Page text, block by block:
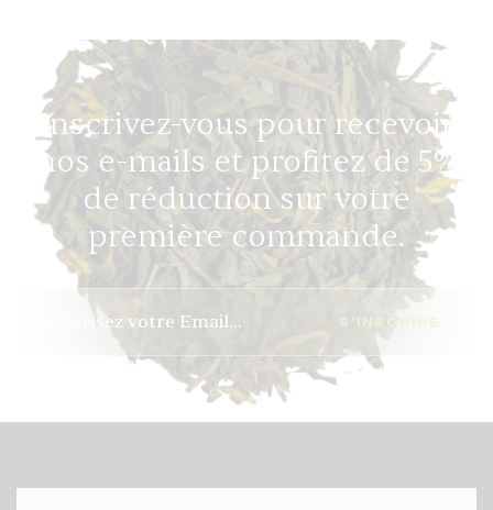
Inscrivez-vous pour recevoir
nos e-mails et profitez de 5%
de réduction sur votre
première commande.
S'INSCRIRE